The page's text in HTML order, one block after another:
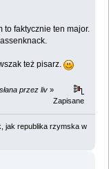
to faktycznie ten major.
też pisarz.
przez liv »
Zapisane
jak republika rzymska w